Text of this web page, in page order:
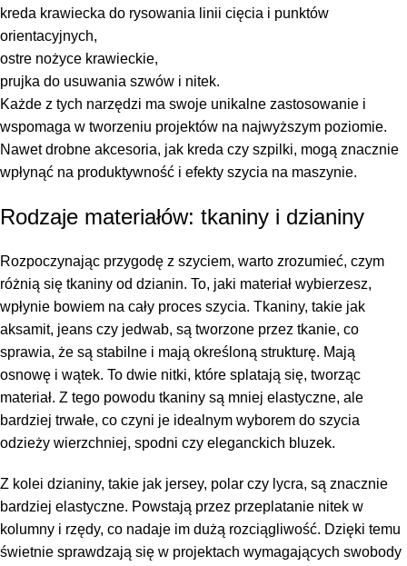
kreda krawiecka do rysowania linii cięcia i punktów
orientacyjnych,
ostre nożyce krawieckie,
prujka do usuwania szwów i nitek.
Każde z tych narzędzi ma swoje unikalne zastosowanie i
wspomaga w tworzeniu projektów na najwyższym poziomie.
Nawet drobne akcesoria, jak kreda czy szpilki, mogą znacznie
wpłynąć na produktywność i efekty szycia na maszynie.
Rodzaje materiałów: tkaniny i dzianiny
Rozpoczynając przygodę z szyciem, warto zrozumieć, czym
różnią się tkaniny od dzianin. To, jaki materiał wybierzesz,
wpłynie bowiem na cały proces szycia. Tkaniny, takie jak
aksamit, jeans czy jedwab, są tworzone przez tkanie, co
sprawia, że są stabilne i mają określoną strukturę. Mają
osnowę i wątek. To dwie nitki, które splatają się, tworząc
materiał. Z tego powodu tkaniny są mniej elastyczne, ale
bardziej trwałe, co czyni je idealnym wyborem do szycia
odzieży wierzchniej, spodni czy eleganckich bluzek.
Z kolei dzianiny, takie jak jersey, polar czy lycra, są znacznie
bardziej elastyczne. Powstają przez przeplatanie nitek w
kolumny i rzędy, co nadaje im dużą rozciągliwość. Dzięki temu
świetnie sprawdzają się w projektach wymagających swobody